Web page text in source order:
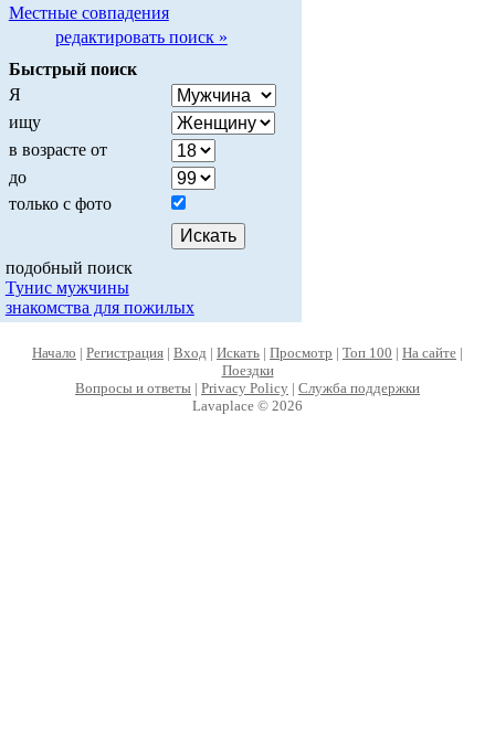
Местные совпадения
редактировать поиск »
Быстрый поиск
Я
ищу
в возрасте от
до
только с фото
подобный поиск
Тунис мужчины
знакомства для пожилых
Начало | Регистрация | Вход | Искать | Просмотр | Топ 100 | На сайте |
Поездки
Вопросы и ответы | Privacy Policy | Служба поддержки
Lavaplace © 2026